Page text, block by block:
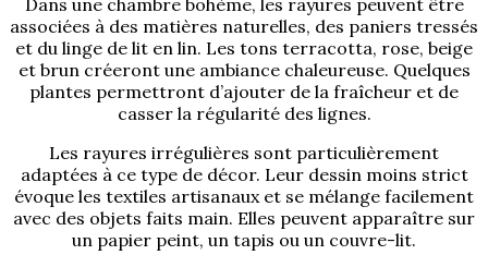
Dans une chambre bohème, les rayures peuvent être
associées à des matières naturelles, des paniers tressés
et du linge de lit en lin. Les tons terracotta, rose, beige
et brun créeront une ambiance chaleureuse. Quelques
plantes permettront d’ajouter de la fraîcheur et de
casser la régularité des lignes.
Les rayures irrégulières sont particulièrement
adaptées à ce type de décor. Leur dessin moins strict
évoque les textiles artisanaux et se mélange facilement
avec des objets faits main. Elles peuvent apparaître sur
un papier peint, un tapis ou un couvre-lit.